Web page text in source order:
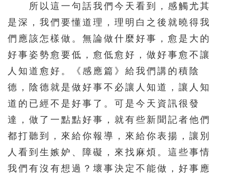
所以這一句話我們今天看到，感觸尤其
是深，我們要懂道理，理明白之後就曉得我
們應該怎樣做。無論做什麼好事，愈是大的
好事姿勢愈要低，愈低愈好，做好事愈不讓
人知道愈好。《感應篇》給我們講的積陰
德，陰德就是做好事不必讓人知道，讓人知
道的已經不是好事了。可是今天資訊很發
達，做了一點點好事，就有些新聞記者他們
都打聽到，來給你報導，來給你表揚，讓別
人看到生嫉妒、障礙，來找麻煩。這些事情
我們有沒有想過？壞事決定不能做，好事應